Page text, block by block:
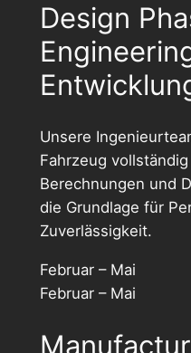
Design
Unsere
Fahrzeug
Berechnungen und
die Grundlage für
Zuverlässigkeit.
Februar – Mai
Februar – Mai